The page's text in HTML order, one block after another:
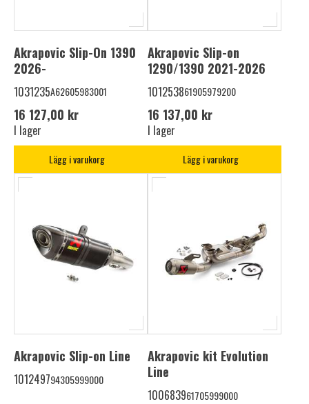
Akrapovic Slip-On 1390
2026-
1031235A62605983001
16 127,00 kr
I lager
Lägg i varukorg
Akrapovic Slip-on
1290/1390 2021-2026
101253861905979200
16 137,00 kr
I lager
Lägg i varukorg
Akrapovic Slip-on Line
101249794305999000
Akrapovic kit Evolution
Line
100683961705999000